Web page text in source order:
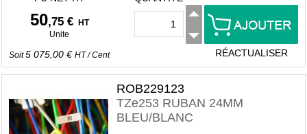
50,75 €
HT
Unite
Soit5 075,00 € HT/Cent RÉACTUALISER
ROB229123
TZe253 RUBAN 24MM
BLEU/BLANC